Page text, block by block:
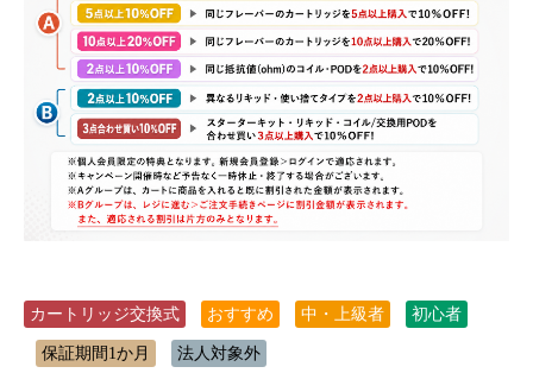
カートリッジ交換式 おすすめ 中・上級者 初心者
保証期間1か月 法人対象外